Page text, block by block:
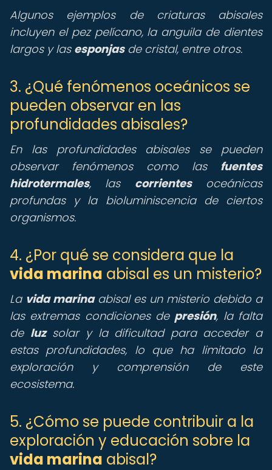
Algunos ejemplos de criaturas abisales
incluyen el pez pelícano, la anguila de dientes
largos y las esponjasde cristal, entre otros.
3. ¿Qué fenómenos oceánicos se
pueden observar en las
profundidades abisales?
En las profundidades abisales se pueden
observar fenómenos como las fuentes
hidrotermales, las corrientesoceánicas
profundas y la bioluminiscencia de ciertos
organismos.
4. ¿Por qué se considera que la
vida marina abisal es un misterio?
La vida marinaabisal es un misterio debido a
las extremas condiciones de presión, la falta
de luzsolar y la dificultad para acceder a
estas profundidades, lo que ha limitado la
exploración y comprensión de este
ecosistema.
5. ¿Cómo se puede contribuir a la
exploración y educación sobre la
vida marina abisal?